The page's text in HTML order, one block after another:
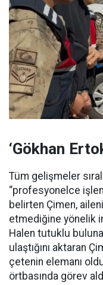
‘Gökhan
Tüm gelişmeler
“profesyonelce
belirten Çimen,
etmediğine yönelik
Halen tutuklu
ulaştığını aktaran
çetenin elemanı
örtbasında görev